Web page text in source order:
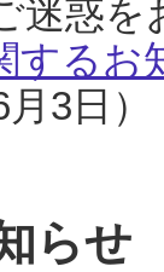
迷惑
するお
3日）
らせ